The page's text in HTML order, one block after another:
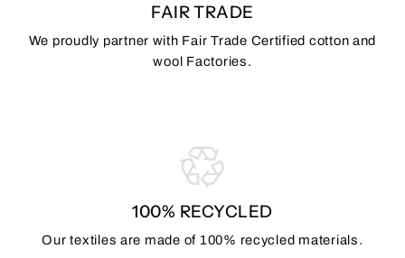
FAIR TRADE
We proudly partner with Fair Trade Certified cotton and
wool Factories.
100% RECYCLED
Our textiles are made of 100% recycled materials.